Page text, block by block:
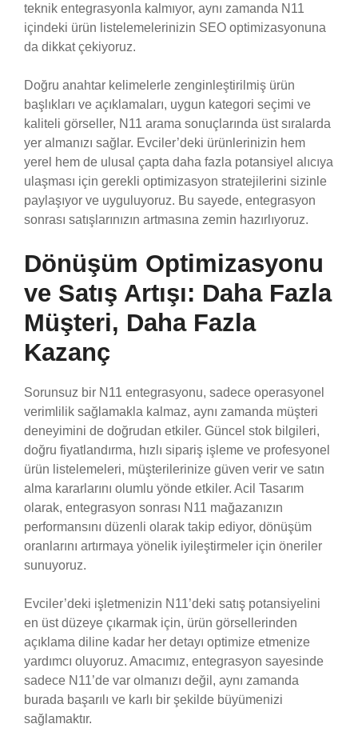
teknik entegrasyonla kalmıyor, aynı zamanda N11
içindeki ürün listelemelerinizin SEO optimizasyonuna
da dikkat çekiyoruz.
Doğru anahtar kelimelerle zenginleştirilmiş ürün
başlıkları ve açıklamaları, uygun kategori seçimi ve
kaliteli görseller, N11 arama sonuçlarında üst sıralarda
yer almanızı sağlar. Evciler’deki ürünlerinizin hem
yerel hem de ulusal çapta daha fazla potansiyel alıcıya
ulaşması için gerekli optimizasyon stratejilerini sizinle
paylaşıyor ve uyguluyoruz. Bu sayede, entegrasyon
sonrası satışlarınızın artmasına zemin hazırlıyoruz.
Dönüşüm Optimizasyonu
ve Satış Artışı: Daha Fazla
Müşteri, Daha Fazla
Kazanç
Sorunsuz bir N11 entegrasyonu, sadece operasyonel
verimlilik sağlamakla kalmaz, aynı zamanda müşteri
deneyimini de doğrudan etkiler. Güncel stok bilgileri,
doğru fiyatlandırma, hızlı sipariş işleme ve profesyonel
ürün listelemeleri, müşterilerinize güven verir ve satın
alma kararlarını olumlu yönde etkiler. Acil Tasarım
olarak, entegrasyon sonrası N11 mağazanızın
performansını düzenli olarak takip ediyor, dönüşüm
oranlarını artırmaya yönelik iyileştirmeler için öneriler
sunuyoruz.
Evciler’deki işletmenizin N11’deki satış potansiyelini
en üst düzeye çıkarmak için, ürün görsellerinden
açıklama diline kadar her detayı optimize etmenize
yardımcı oluyoruz. Amacımız, entegrasyon sayesinde
sadece N11’de var olmanızı değil, aynı zamanda
burada başarılı ve karlı bir şekilde büyümenizi
sağlamaktır.